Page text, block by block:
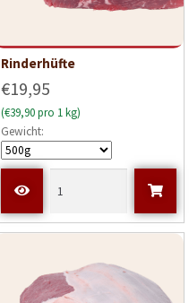
Rinderhüfte
€19,95
(€39,90 pro 1 kg)
Gewicht: